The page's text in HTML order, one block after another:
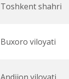
Toshkent shahri
Buxoro viloyati